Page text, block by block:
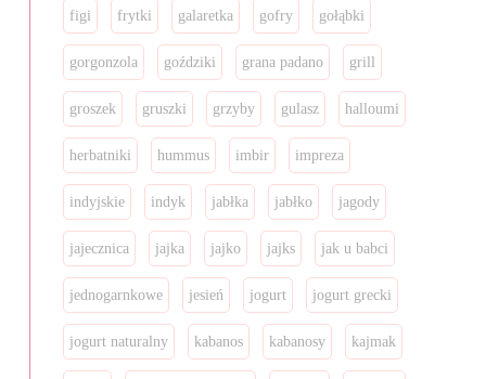
figi frytki galaretka gofry gołąbki
gorgonzola goździki grana padano grill
groszek gruszki grzyby gulasz halloumi
herbatniki hummus imbir impreza
indyjskie indyk jabłka jabłko jagody
jajecznica jajka jajko jajks jak u babci
jednogarnkowe jesień jogurt jogurt grecki
jogurt naturalny kabanos kabanosy kajmak